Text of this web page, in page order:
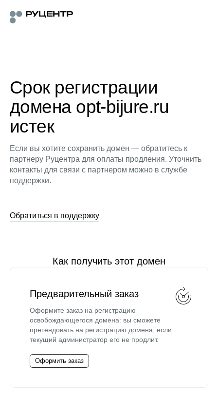
Срок регистрации
домена opt-bijure.ru
истек
Если вы хотите сохранить домен — обратитесь к
партнеру Руцентра для оплаты продления. Уточнить
контакты для связи с партнером можно в службе
поддержки.
Обратиться в поддержку
Как получить этот домен
Предварительный заказ
Оформите заказ на регистрацию
освобождающегося домена: вы сможете
претендовать на регистрацию домена, если
текущий администратор его не продлит.
Оформить заказ